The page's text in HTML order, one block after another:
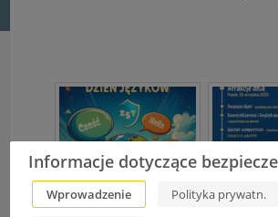
Informacje dotyczące
Wprowadzenie Polityka prywatn.